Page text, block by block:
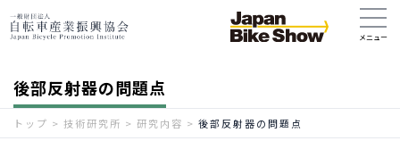
後部反射器の問題点
トップ > 技術研究所 > 研究内容 > 後部反射器の問題点